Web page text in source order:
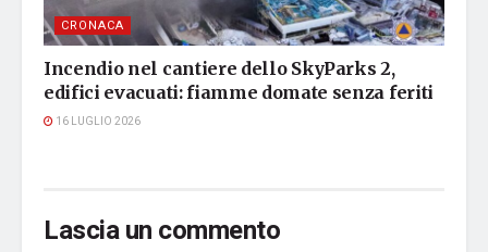
CRONACA
Incendio nel cantiere dello SkyParks 2,
edifici evacuati: fiamme domate senza feriti
16 LUGLIO 2026
Lascia un commento